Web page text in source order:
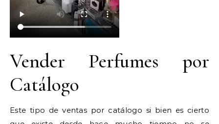
Vender Perfumes por
Catálogo
Este tipo de ventas por catálogo si bien es cierto